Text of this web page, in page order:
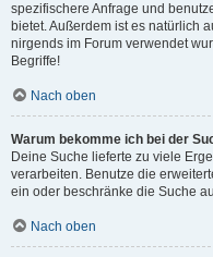
spezifischere Anfrage und
bietet. Außerdem ist es natürlich
nirgends im Forum verwendet
Begriffe!
Nach oben
Warum bekomme ich bei der
Deine Suche lieferte zu viele
verarbeiten. Benutze die
ein oder beschränke die Suche
Nach oben